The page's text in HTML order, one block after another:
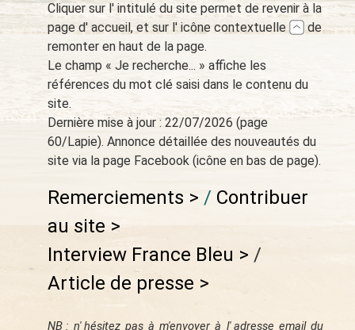
Cliquer sur l' intitulé du site permet de revenir à la
page d' accueil, et sur l' icône contextuelle
de
remonter en haut de la page.
Le champ « Je recherche... » affiche les
références du mot clé saisi dans le contenu du
site.
Dernière mise à jour : 22/07/2026 (page
60/Lapie). Annonce détaillée des nouveautés du
site via la page Facebook (icône en bas de page).
Remerciements > / Contribuer
au site >
Interview France Bleu > /
Article de presse >
NB : n' hésitez pas à m'envoyer à l' adresse email du